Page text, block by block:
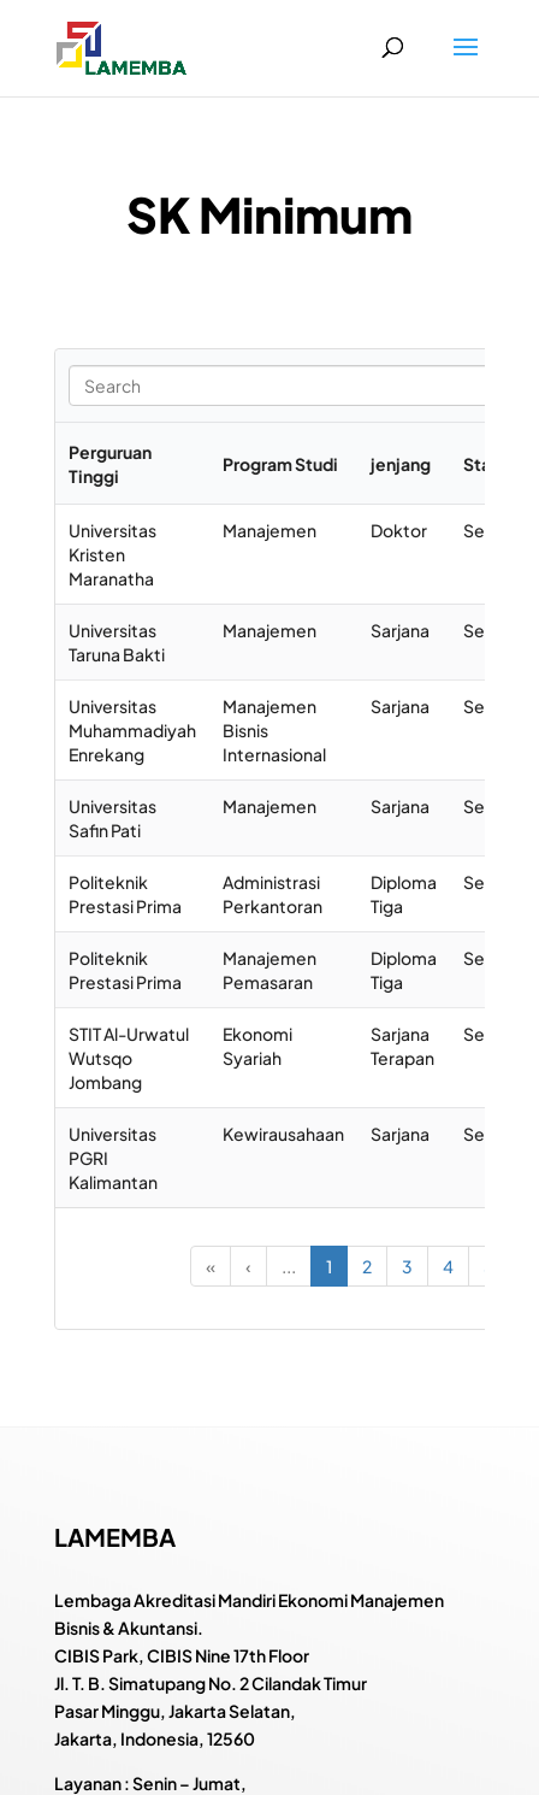
SK Minimum
Perguruan
Tinggi
Program Studi jenjang Status
« ‹ ... 1 2 3 4
Universitas
Kristen
Maranatha
Manajemen Doktor Selesai
Universitas
Taruna Bakti
Manajemen Sarjana Selesai
Universitas
Muhammadiyah
Enrekang
Manajemen
Bisnis
Internasional
Sarjana Selesai
Universitas
Safin Pati
Manajemen Sarjana Selesai
Politeknik
Prestasi Prima
Administrasi
Perkantoran
Diploma
Tiga
Selesai
Politeknik
Prestasi Prima
Manajemen
Pemasaran
Diploma
Tiga
Selesai
STIT Al-Urwatul
Wutsqo
Jombang
Ekonomi
Syariah
Sarjana
Terapan
Selesai
Universitas
PGRI
Kalimantan
Kewirausahaan Sarjana Selesai
LAMEMBA
Lembaga Akreditasi Mandiri Ekonomi Manajemen
Bisnis & Akuntansi.
CIBIS Park, CIBIS Nine 17th Floor
Jl. T. B. Simatupang No. 2 Cilandak Timur
Pasar Minggu, Jakarta Selatan,
Jakarta, Indonesia, 12560
Layanan : Senin – Jumat,